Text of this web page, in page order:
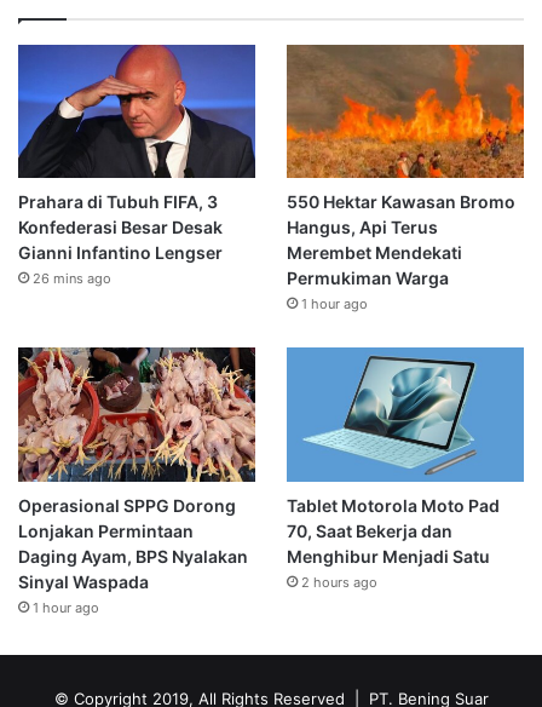
Prahara di Tubuh FIFA, 3
Konfederasi Besar Desak
Gianni Infantino Lengser
26 mins ago
550 Hektar Kawasan Bromo
Hangus, Api Terus
Merembet Mendekati
Permukiman Warga
1 hour ago
Operasional SPPG Dorong
Lonjakan Permintaan
Daging Ayam, BPS Nyalakan
Sinyal Waspada
1 hour ago
Tablet Motorola Moto Pad
70, Saat Bekerja dan
Menghibur Menjadi Satu
2 hours ago
© Copyright 2019, All Rights Reserved | PT. Bening Suar